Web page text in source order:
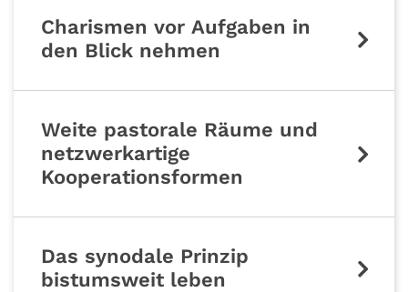
Charismen vor Aufgaben in
den Blick nehmen
Weite pastorale Räume und
netzwerkartige
Kooperationsformen
Das synodale Prinzip
bistumsweit leben